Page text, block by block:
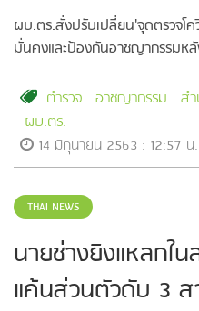
ผบ.ตร.สั่งปรับเปลี่ยน'จุดตรวจโ
มั่นคงและป้องกันอาชญากรรมห
ตำรวจ อาชญากรรม ส
ผบ.ตร.
14 มิถุนายน 2563 : 12:57 น.
THAI NEWS
นายช่างยิงแหลก
แค้นส่วนตัวดับ 3 ส